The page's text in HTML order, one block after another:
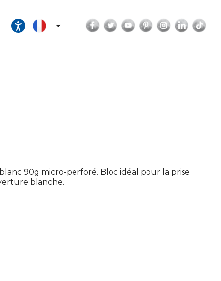
 Facebook
TwitterYouTubePinterestInstagram
90g micro-perforé. Bloc idéal pour la prise
blanche.